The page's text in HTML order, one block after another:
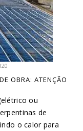
OBRA: ATENÇÃO
ou
de
o calor para